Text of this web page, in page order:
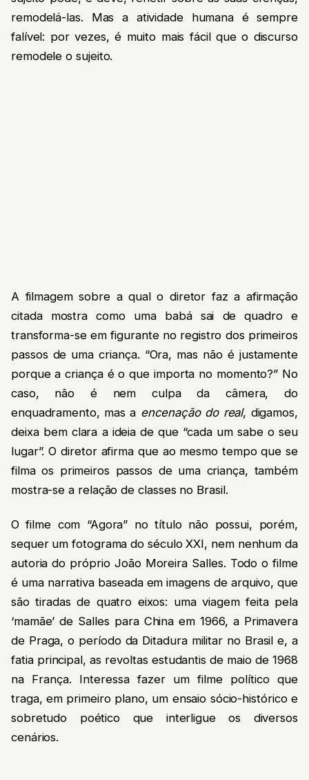
remodelá-las. Mas a atividade humana é sempre
falível: por vezes, é muito mais fácil que o discurso
remodele o sujeito.
A filmagem sobre a qual o diretor faz a afirmação
citada mostra como uma babá sai de quadro e
transforma-se em figurante no registro dos primeiros
passos de uma criança. “Ora, mas não é justamente
porque a criança é o que importa no momento?” No
caso, não é nem culpa da câmera, do
enquadramento, mas a encenação do real, digamos,
deixa bem clara a ideia de que “cada um sabe o seu
lugar”. O diretor afirma que ao mesmo tempo que se
filma os primeiros passos de uma criança, também
mostra-se a relação de classes no Brasil.
O filme com “Agora” no título não possui, porém,
sequer um fotograma do século XXI, nem nenhum da
autoria do próprio João Moreira Salles. Todo o filme
é uma narrativa baseada em imagens de arquivo, que
são tiradas de quatro eixos: uma viagem feita pela
‘mamãe’ de Salles para China em 1966, a Primavera
de Praga, o período da Ditadura militar no Brasil e, a
fatia principal, as revoltas estudantis de maio de 1968
na França. Interessa fazer um filme político que
traga, em primeiro plano, um ensaio sócio-histórico e
sobretudo poético que interligue os diversos
cenários.